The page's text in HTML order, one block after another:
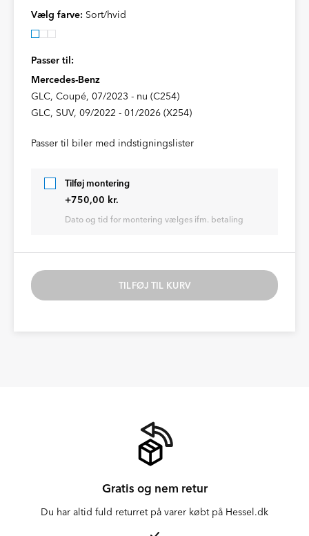
Vælg farve: Sort/hvid
Passer til:
Mercedes-Benz
GLC, Coupé, 07/2023 - nu (C254)
GLC, SUV, 09/2022 - 01/2026 (X254)
Passer til biler med indstigningslister
Tilføj montering
+750,00 kr.
Dato og tid for montering vælges ifm. betaling
TILFØJ TIL KURV
Gratis og nem retur
Du har altid fuld returret på varer købt på Hessel.dk